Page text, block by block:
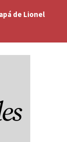
de Lionel